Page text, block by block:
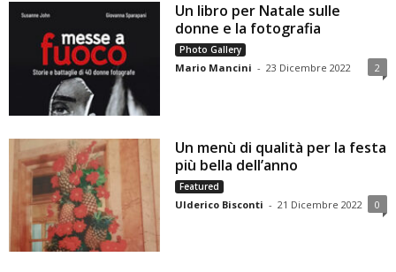
Un libro per Natale sulle
donne e la fotografia
Photo Gallery
Mario Mancini - 23 Dicembre 2022 2
Un menù di qualità per la festa
più bella dell’anno
Featured
Ulderico Bisconti - 21 Dicembre 2022 0